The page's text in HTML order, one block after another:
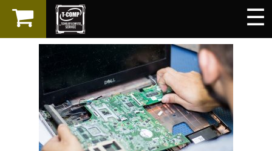
☰
×
LAPTOP
SPAREPART
AKSESORIS
SERVICES